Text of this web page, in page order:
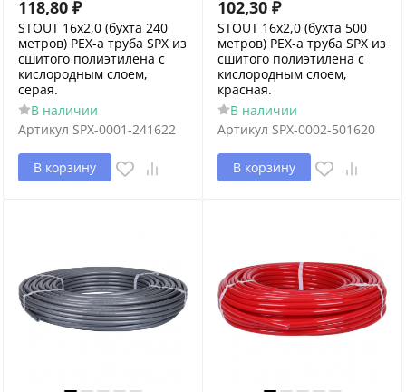
118,80 ₽
STOUT 16х2,0 (бухта 240
метров) PEX-a труба SPX из
сшитого полиэтилена с
кислородным слоем,
серая.
В наличии
Артикул SPX-0001-241622
В корзину
102,30 ₽
STOUT 16х2,0 (бухта 500
метров) PEX-a труба SPX из
сшитого полиэтилена с
кислородным слоем,
красная.
В наличии
Артикул SPX-0002-501620
В корзину